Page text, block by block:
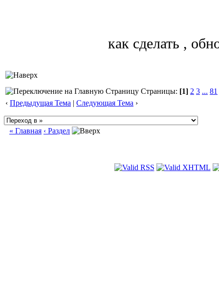
как сделать ,
Страницы: [1] 2 3 ... 81
‹ Предыдущая Тема | Следующая Тема ›
« Главная ‹ Раздел